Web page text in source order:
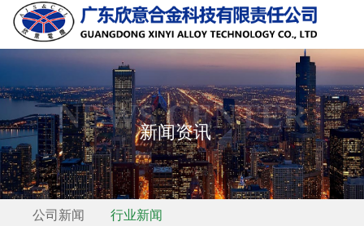
NEWS CENTER
新闻资讯
公司新闻 行业新闻